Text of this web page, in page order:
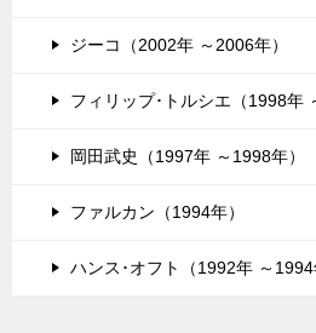
ジーコ（2002年 ～2006年）
フィリップ･トルシエ（1998年
岡田武史（1997年 ～1998年）
ファルカン（1994年）
ハンス･オフト（1992年 ～1994